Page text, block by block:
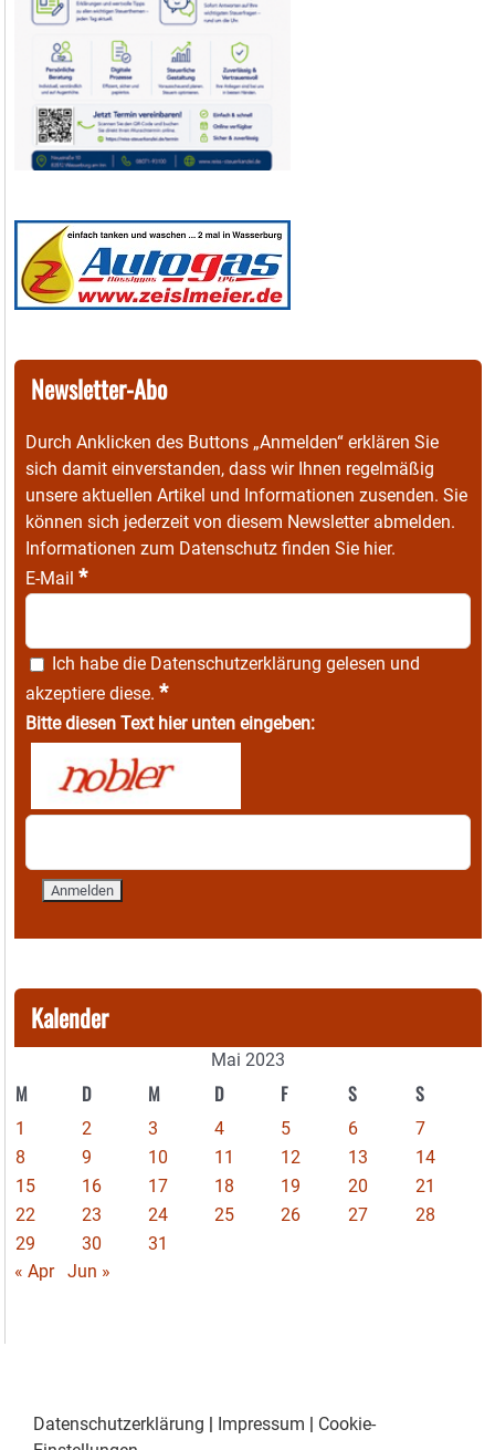
Newsletter-Abo
Durch Anklicken des Buttons „Anmelden“ erklären Sie
sich damit einverstanden, dass wir Ihnen regelmäßig
unsere aktuellen Artikel und Informationen zusenden. Sie
können sich jederzeit von diesem Newsletter abmelden.
Informationen zum Datenschutz finden Sie hier.
E-Mail *
Ich habe die Datenschutzerklärung gelesen und
akzeptiere diese. *
Bitte diesen Text hier unten eingeben:
Kalender
Mai 2023
M D M D F S S
1 2 3 4 5 6
7
8
9 10 11 12 13
14
15
16 17 18 19 20
21
22
23 24 25 26 27
28
29
30
31
« Apr
Jun »
Datenschutzerklärung | Impressum | Cookie-